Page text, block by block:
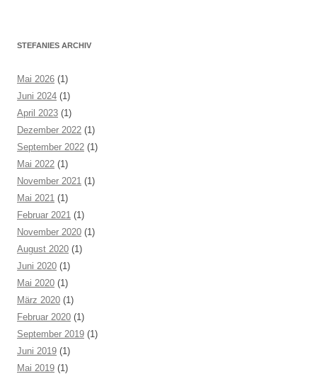
STEFANIES ARCHIV
Mai 2026 (1)
Juni 2024 (1)
April 2023 (1)
Dezember 2022 (1)
September 2022 (1)
Mai 2022 (1)
November 2021 (1)
Mai 2021 (1)
Februar 2021 (1)
November 2020 (1)
August 2020 (1)
Juni 2020 (1)
Mai 2020 (1)
März 2020 (1)
Februar 2020 (1)
September 2019 (1)
Juni 2019 (1)
Mai 2019 (1)